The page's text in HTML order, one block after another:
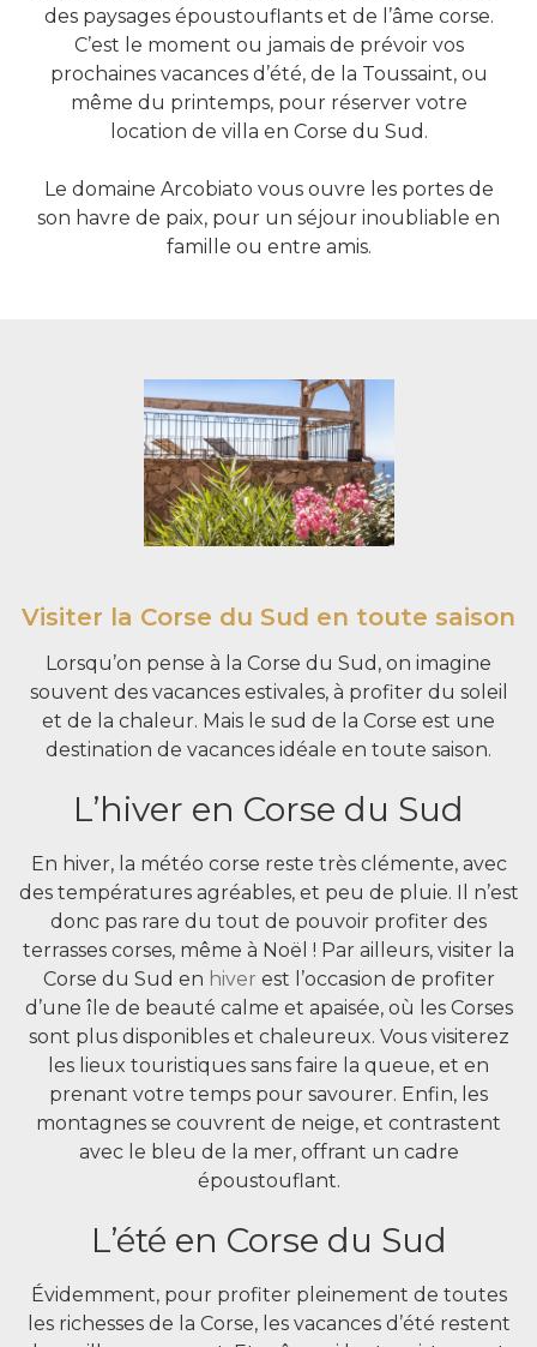
des paysages époustouflants et de l’âme corse.
C’est le moment ou jamais de prévoir vos
prochaines vacances d’été, de la Toussaint, ou
même du printemps, pour réserver votre
location de villa en Corse du Sud.
Le domaine Arcobiato vous ouvre les portes de
son havre de paix, pour un séjour inoubliable en
famille ou entre amis.
Visiter la Corse du Sud en toute saison
Lorsqu’on pense à la Corse du Sud, on imagine
souvent des vacances estivales, à profiter du soleil
et de la chaleur. Mais le sud de la Corse est une
destination de vacances idéale en toute saison.
L’hiver en Corse du Sud
En hiver, la météo corse reste très clémente, avec
des températures agréables, et peu de pluie. Il n’est
donc pas rare du tout de pouvoir profiter des
terrasses corses, même à Noël ! Par ailleurs, visiter la
Corse du Sud en hiver est l’occasion de profiter
d’une île de beauté calme et apaisée, où les Corses
sont plus disponibles et chaleureux. Vous visiterez
les lieux touristiques sans faire la queue, et en
prenant votre temps pour savourer. Enfin, les
montagnes se couvrent de neige, et contrastent
avec le bleu de la mer, offrant un cadre
époustouflant.
L’été en Corse du Sud
Évidemment, pour profiter pleinement de toutes
les richesses de la Corse, les vacances d’été restent